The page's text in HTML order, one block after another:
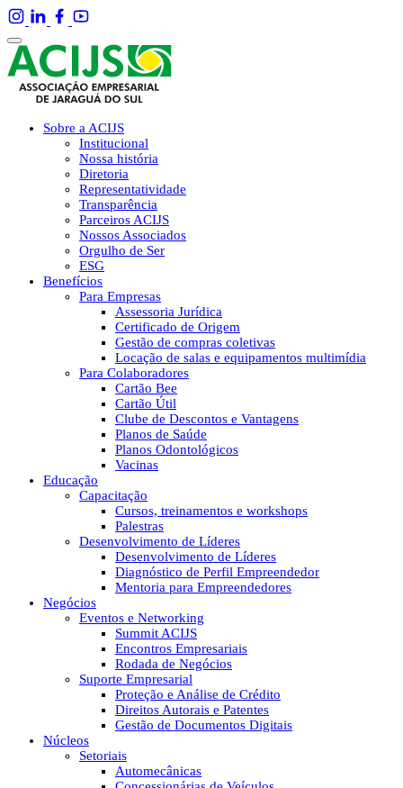
Sobre a ACIJS
Institucional
Nossa história
Diretoria
Representatividade
Transparência
Parceiros ACIJS
Nossos Associados
Orgulho de Ser
ESG
Benefícios
Para Empresas
Assessoria Jurídica
Certificado de Origem
Gestão de compras coletivas
Locação de salas e equipamentos multimídia
Para Colaboradores
Cartão Bee
Cartão Útil
Clube de Descontos e Vantagens
Planos de Saúde
Planos Odontológicos
Vacinas
Educação
Capacitação
Cursos, treinamentos e workshops
Palestras
Desenvolvimento de Líderes
Desenvolvimento de Líderes
Diagnóstico de Perfil Empreendedor
Mentoria para Empreendedores
Negócios
Eventos e Networking
Summit ACIJS
Encontros Empresariais
Rodada de Negócios
Suporte Empresarial
Proteção e Análise de Crédito
Direitos Autorais e Patentes
Gestão de Documentos Digitais
Núcleos
Setoriais
Automecânicas